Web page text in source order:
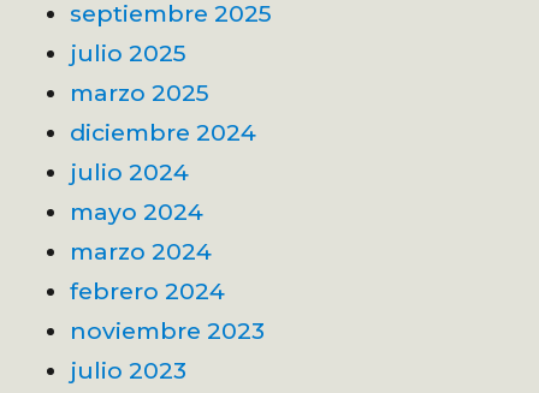
septiembre 2025
julio 2025
marzo 2025
diciembre 2024
julio 2024
mayo 2024
marzo 2024
febrero 2024
noviembre 2023
julio 2023